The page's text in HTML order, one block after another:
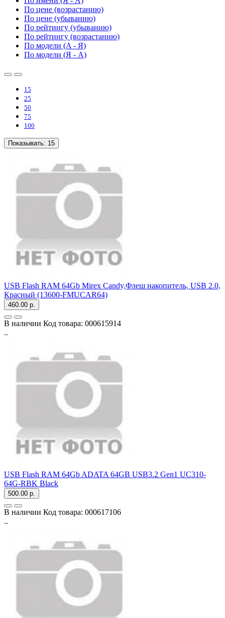
По цене (возрастанию)
По цене (убыванию)
По рейтингу (убыванию)
По рейтингу (возрастанию)
По модели (A - Я)
По модели (Я - A)
15
25
50
75
100
Показывать: 15
USB Flash RAM 64Gb Mirex Candy,Флеш накопитель, USB 2.0,
Красный (13600-FMUCAR64)
460.00 р.
В наличии Код товара: 000615914
..
USB Flash RAM 64Gb ADATA 64GB USB3.2 Gen1 UC310-
64G-RBK Black
500.00 р.
В наличии Код товара: 000617106
..